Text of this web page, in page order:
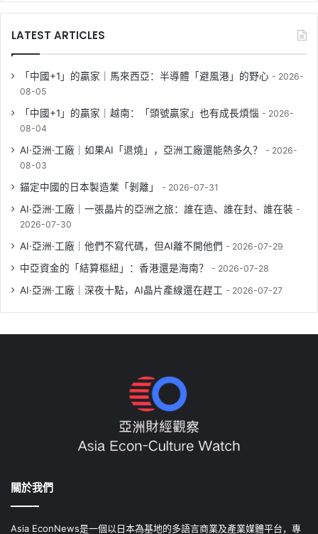
LATEST ARTICLES
「中國+1」的贏家｜馬來西亞：半導體「避風港」的野心
2026-
08-05
「中國+1」的贏家｜越南：「頭號贏家」也有成長煩惱
2026-
08-04
AI·亞洲·工廠｜如果AI「退燒」，亞洲工廠還能熱多久？
2026-
08-03
錨定中國的日本製造業「剝離」 2026-07-31
AI·亞洲·工廠｜一張晶片的亞洲之旅：誰在造、誰在封、誰在裝
2026-07-30
AI·亞洲·工廠｜他們不寫代碼，但AI離不開他們 2026-07-29
中亞資金的「結算樞紐」：香港還是海南？ 2026-07-28
AI·亞洲·工廠｜深夜十點，AI晶片產線還在趕工 2026-07-27
關於我們
Asia EconNews是一個以日本為基地的多語言商業及產業媒體平台，專